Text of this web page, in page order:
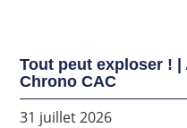
Tout peut exploser ! |
Chrono CAC
31 juillet 2026